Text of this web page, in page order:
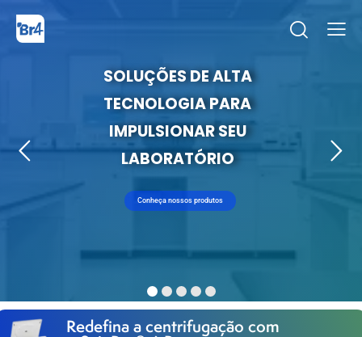
Marcas
Conheça nossos produtos
SOLUÇÕESDEALTA
TECNOLOGIAPARA
IMPULSIONARSEU
LABORATÓRIO
Redefina a centrifugação com